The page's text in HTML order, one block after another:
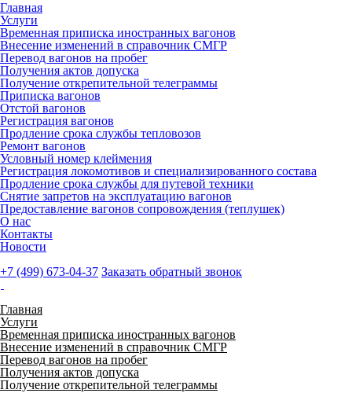
Главная
Услуги
Временная приписка иностранных вагонов
Внесение изменений в справочник СМГР
Перевод вагонов на пробег
Получения актов допуска
Получение открепительной телеграммы
Приписка вагонов
Отстой вагонов
Регистрация вагонов
Продление срока службы тепловозов
Ремонт вагонов
Условный номер клеймения
Регистрация локомотивов и специализированного состава
Продление срока службы для путевой техники
Снятие запретов на эксплуатацию вагонов
Предоставление вагонов сопровождения (теплушек)
О нас
Контакты
Новости
+7 (499) 673-04-37 Заказать обратный звонок
Главная
Услуги
Временная приписка иностранных вагонов
Внесение изменений в справочник СМГР
Перевод вагонов на пробег
Получения актов допуска
Получение открепительной телеграммы